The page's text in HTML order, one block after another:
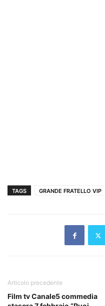
TAGS GRANDE FRATELLO VIP
Articolo precedente
Film tv Canale5 commedia